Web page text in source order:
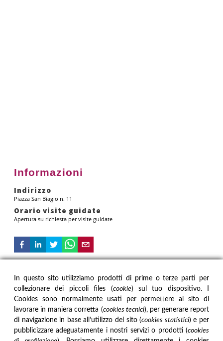
Informazioni
Indirizzo
Piazza San Biagio n. 11
Orario visite guidate
Apertura su richiesta per visite guidate
IL MUSEO
Storia
Mission
Carta dei servizi
Regolamento
INFORMAZIONI
Visite Guidate
Informazioni e biglietti
Staff
In questo sito utilizziamo prodotti di prime o terze parti per
collezionare dei piccoli files (cookie) sul tuo dispositivo. I
Cookies sono normalmente usati per permettere al sito di
lavorare in maniera corretta (cookies tecnici), per generare report
di navigazione in base all’utilizzo del sito (cookies statistici) e per
pubblicizzare adeguatamente i nostri servizi o prodotti (cookies